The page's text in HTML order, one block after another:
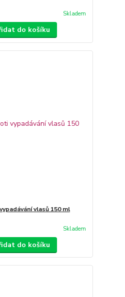
Skladem
do košíku
vlasů 150 ml
Skladem
do košíku